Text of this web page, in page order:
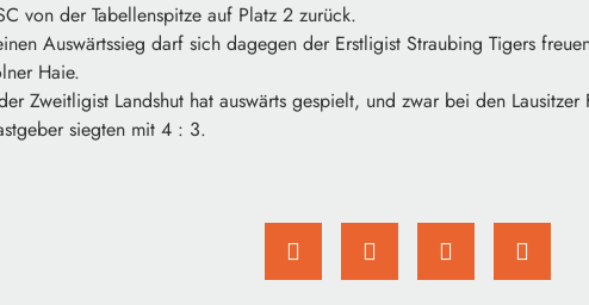
von der Tabellenspitze auf Platz 2 zurück.
Auswärtssieg darf sich dagegen der Erstligist Straubing Tigers
Haie.
Zweitligist Landshut hat auswärts gespielt, und zwar bei den Lausitzer
siegten mit 4 : 3.